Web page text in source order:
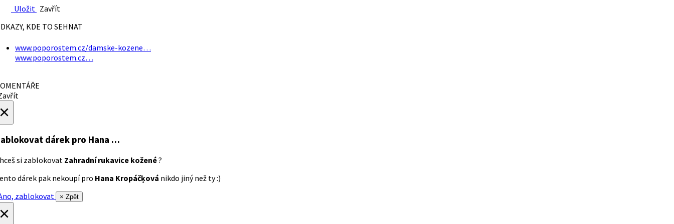
Uložit Zavřít
KDE TO SEHNAT
www.poporostem.cz/damske-kozene…
www.poporostem.cz…
dárek pro Hana …
si zablokovat Zahradní rukavice kožené?
dárek pak nekoupí pro Hana Kropáčķová nikdo jiný než ty :)
zablokovat
× Zpět